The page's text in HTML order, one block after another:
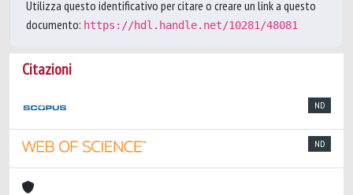
Utilizza questo identificativo per citare o creare un link a questo
documento: https://hdl.handle.net/10281/48081
Citazioni
ND
ND